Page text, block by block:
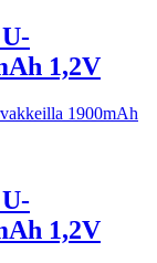
1,2V
1,2V